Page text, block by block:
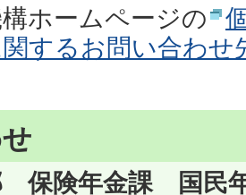
ホームページの
するお問い合わせ
保険年金課 国民